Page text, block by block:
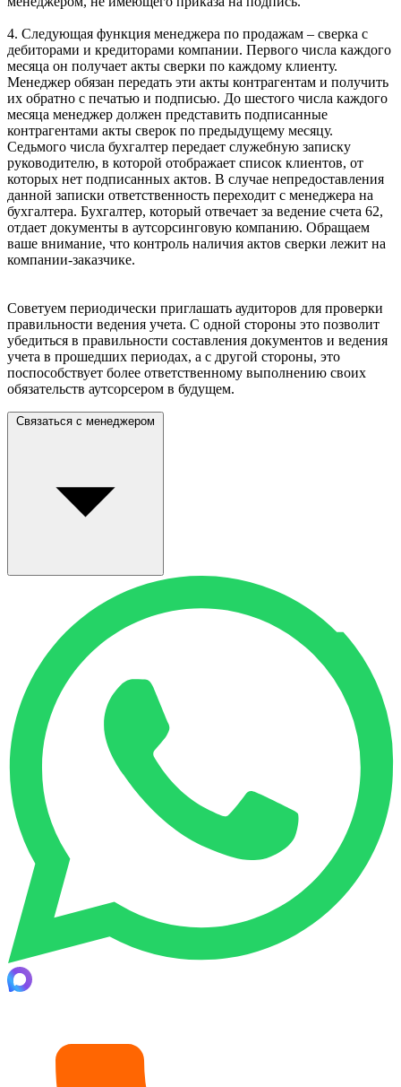
4. Следующая функция менеджера по продажам – сверка с
дебиторами и кредиторами компании. Первого числа каждого
месяца он получает акты сверки по каждому клиенту.
Менеджер обязан передать эти акты контрагентам и получить
их обратно с печатью и подписью. До шестого числа каждого
месяца менеджер должен представить подписанные
контрагентами акты сверок по предыдущему месяцу.
Седьмого числа бухгалтер передает служебную записку
руководителю, в которой отображает список клиентов, от
которых нет подписанных актов. В случае непредоставления
данной записки ответственность переходит с менеджера на
бухгалтера. Бухгалтер, который отвечает за ведение счета 62,
отдает документы в аутсорсинговую компанию. Обращаем
ваше внимание, что контроль наличия актов сверки лежит на
компании-заказчике.
Советуем периодически приглашать аудиторов для проверки
правильности ведения учета. С одной стороны это позволит
убедиться в правильности составления документов и ведения
учета в прошедших периодах, а с другой стороны, это
поспособствует более ответственному выполнению своих
обязательств аутсорсером в будущем.
Связаться с менеджером